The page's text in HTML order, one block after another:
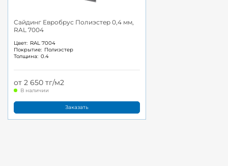
Сайдинг Евробрус Полиэстер 0,4 мм,
RAL 7004
Цвет: RAL 7004
Покрытие: Полиэстер
Толщина: 0.4
от 2 650 тг/м2
В наличии
Заказать